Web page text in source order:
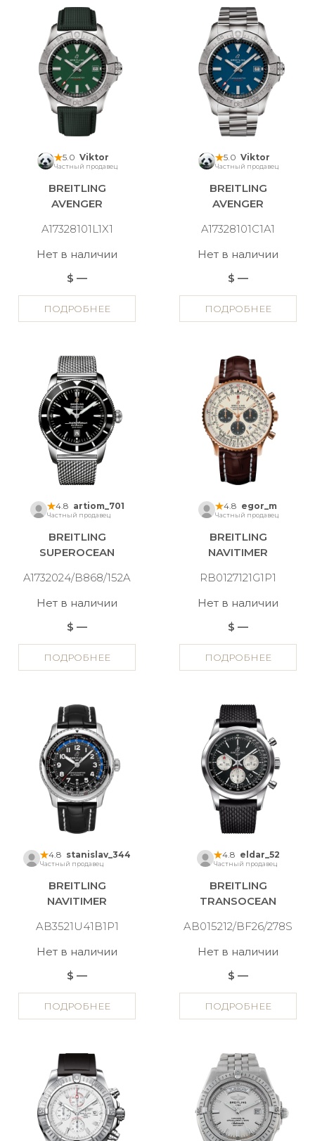
5.0 Viktor
Частный продавец
BREITLING
AVENGER
A17328101L1X1
Нет в наличии
$ —
ПОДРОБНЕЕ
5.0 Viktor
Частный продавец
BREITLING
AVENGER
A17328101C1A1
Нет в наличии
$ —
ПОДРОБНЕЕ
4.8 artiom_701
Частный продавец
BREITLING
SUPEROCEAN
A1732024/B868/152A
Нет в наличии
$ —
ПОДРОБНЕЕ
4.8 egor_m
Частный продавец
BREITLING
NAVITIMER
RB0127121G1P1
Нет в наличии
$ —
ПОДРОБНЕЕ
4.8 stanislav_344
Частный продавец
BREITLING
NAVITIMER
AB3521U41B1P1
Нет в наличии
$ —
ПОДРОБНЕЕ
4.8 eldar_52
Частный продавец
BREITLING
TRANSOCEAN
AB015212/BF26/278S
Нет в наличии
$ —
ПОДРОБНЕЕ